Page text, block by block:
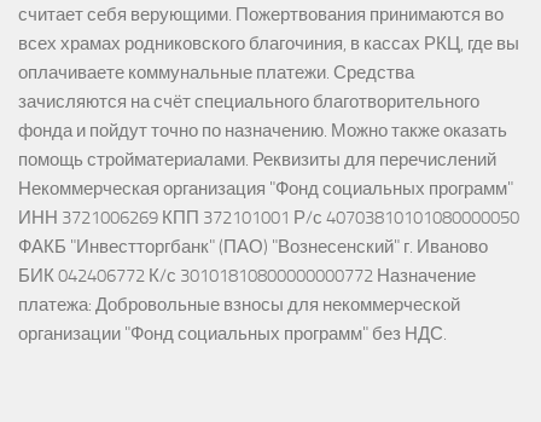
считает себя верующими. Пожертвования принимаются во
всех храмах родниковского благочиния, в кассах РКЦ, где вы
оплачиваете коммунальные платежи. Средства
зачисляются на счёт специального благотворительного
фонда и пойдут точно по назначению. Можно также оказать
помощь стройматериалами. Реквизиты для перечислений
Некоммерческая организация "Фонд социальных программ"
ИНН 3721006269 КПП 372101001 Р/с 40703810101080000050
ФАКБ "Инвестторгбанк" (ПАО) "Вознесенский" г. Иваново
БИК 042406772 К/с 30101810800000000772 Назначение
платежа: Добровольные взносы для некоммерческой
организации "Фонд социальных программ" без НДС.